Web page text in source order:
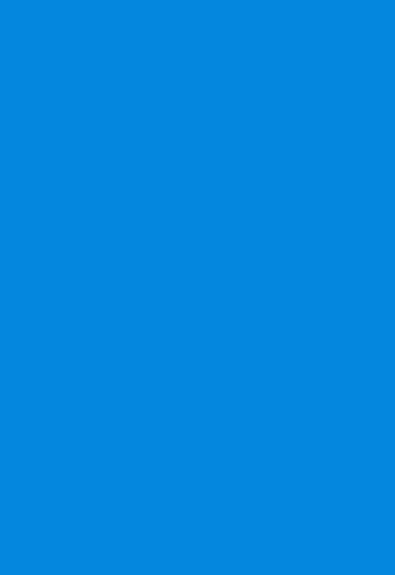
клавиатуры выберите Ввести или Загрузить.